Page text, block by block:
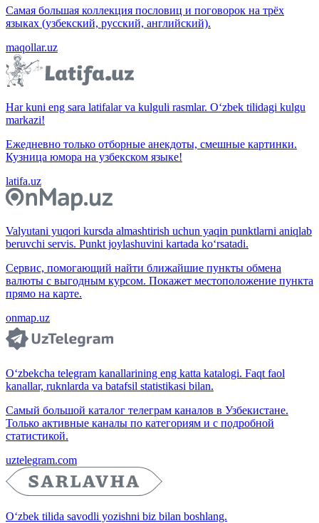
Самая большая коллекция пословиц и поговорок на трёх
языках (узбекский, русский, английский).
maqollar.uz
Har kuni eng sara latifalar va kulguli rasmlar. O‘zbek tilidagi kulgu
markazi!
Ежедневно только отборные анекдоты, смешные картинки.
Кузница юмора на узбекском языке!
latifa.uz
Valyutani yuqori kursda almashtirish uchun yaqin punktlarni aniqlab
beruvchi servis. Punkt joylashuvini kartada ko‘rsatadi.
Сервис, помогающий найти ближайшие пункты обмена
валюты с выгодным курсом. Покажет местоположение пункта
прямо на карте.
onmap.uz
O‘zbekcha telegram kanallarining eng katta katalogi. Faqt faol
kanallar, ruknlarda va batafsil statistikasi bilan.
Самый большой каталог телеграм каналов в Узбекистане.
Только активные каналы по категориям и с подробной
статистикой.
uztelegram.com
O‘zbek tilida savodli yozishni biz bilan boshlang.